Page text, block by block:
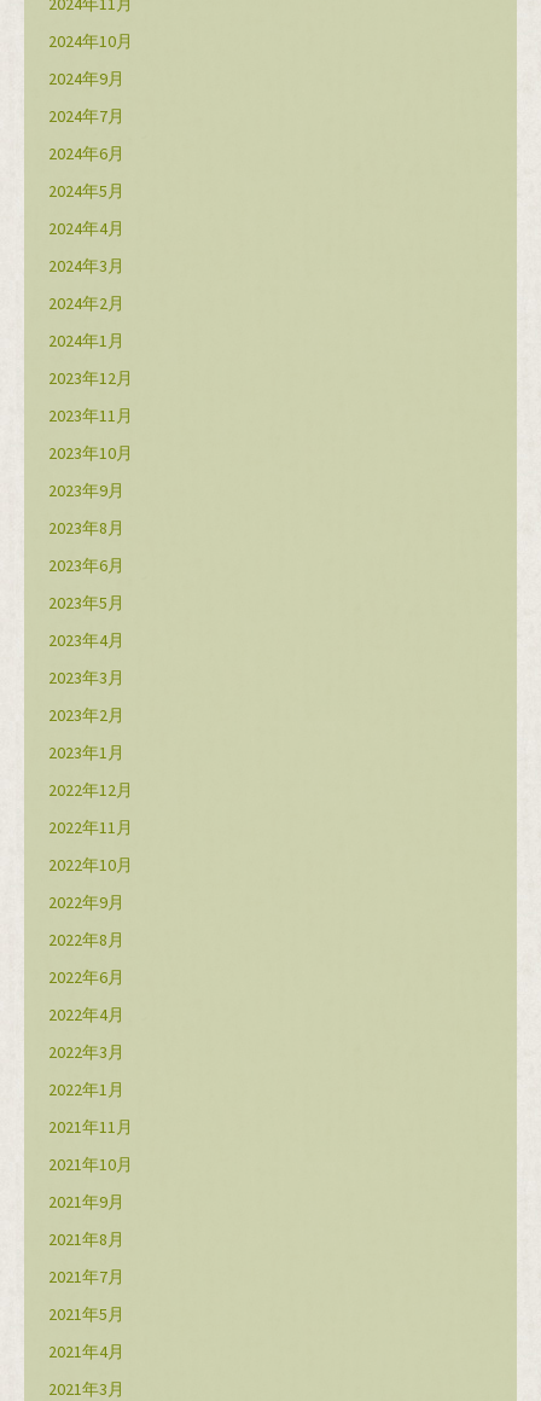
2024年10月
2024年9月
2024年7月
2024年6月
2024年5月
2024年4月
2024年3月
2024年2月
2024年1月
2023年12月
2023年11月
2023年10月
2023年9月
2023年8月
2023年6月
2023年5月
2023年4月
2023年3月
2023年2月
2023年1月
2022年12月
2022年11月
2022年10月
2022年9月
2022年8月
2022年6月
2022年4月
2022年3月
2022年1月
2021年11月
2021年10月
2021年9月
2021年8月
2021年7月
2021年5月
2021年4月
2021年3月